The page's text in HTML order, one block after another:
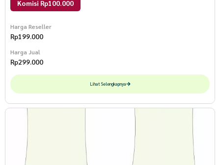
Komisi Rp100.000
Harga Reseller
Rp199.000
Harga Jual
Rp299.000
Lihat Selengkapnya